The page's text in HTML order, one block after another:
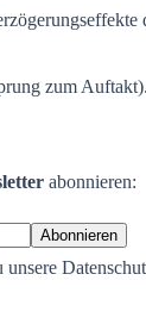
zum Auftakt).
abonnieren: